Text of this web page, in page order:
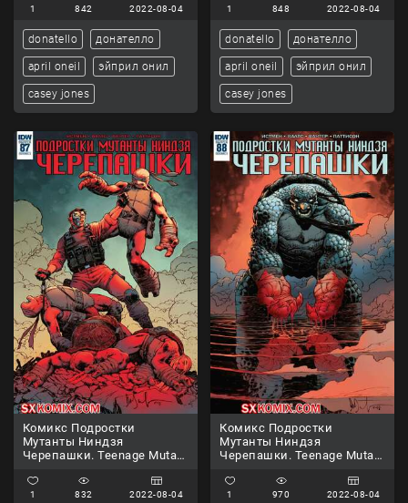
1 842 2022-08-04
donatello донателло
april oneil эйприл онил
casey jones
1 848 2022-08-04
donatello донателло
april oneil эйприл онил
casey jones
Комикс Подростки
Мутанты Ниндзя
Черепашки. Teenage Mutant
1 832 2022-08-04
Комикс Подростки
Мутанты Ниндзя
Черепашки. Teenage Mutant
1 970 2022-08-04